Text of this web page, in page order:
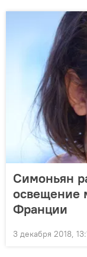
Симоньян
освещение
Франции
3 декабря 2018,